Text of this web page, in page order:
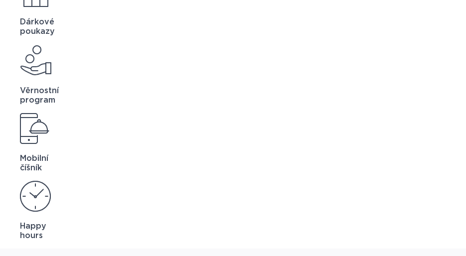
Dárkové
poukazy
Věrnostní
program
Mobilní
číšník
Happy
hours